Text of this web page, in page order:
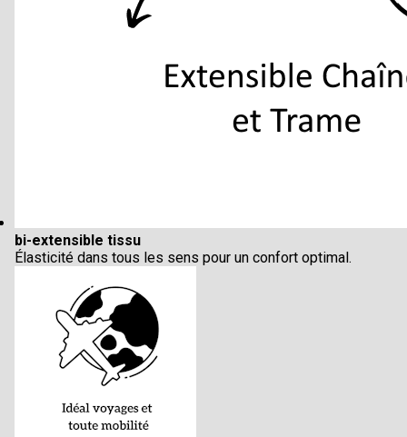
bi-extensible tissu
Élasticité dans tous les sens pour un confort optimal.